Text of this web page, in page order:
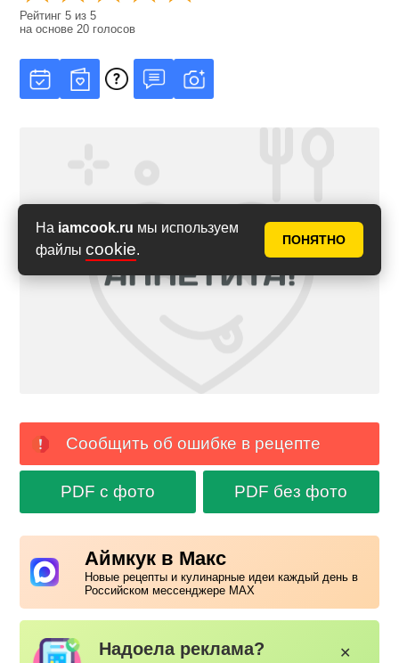
На iamcook.ru мы используем
файлы cookie.
ПОНЯТНО
Рейтинг5 из5
на основе20 голосов
Сообщить об ошибке в рецепте
PDF с фото PDF без фото
Аймкук в Макс
Новые рецепты и кулинарные идеи каждый день в
Российском мессенджере MAX
Надоела реклама? ✕